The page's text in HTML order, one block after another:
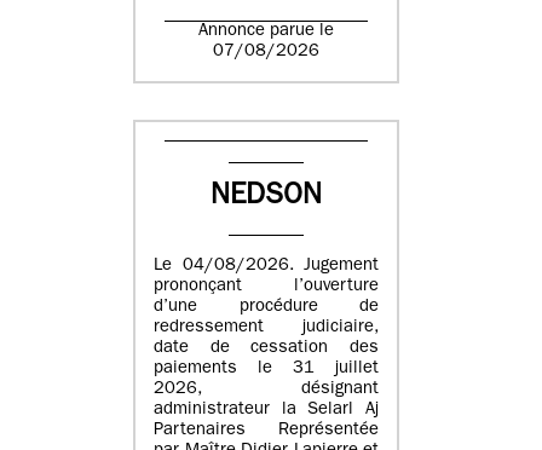
Annonce parue le
07/08/2026
NEDSON
Le 04/08/2026. Jugement
prononçant l’ouverture
d’une procédure de
redressement judiciaire,
date de cessation des
paiements le 31 juillet
2026, désignant
administrateur la Selarl Aj
Partenaires Représentée